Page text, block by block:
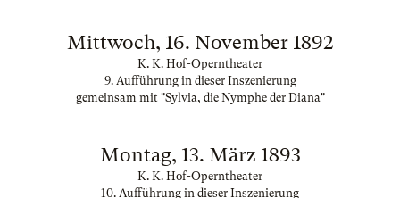
Mittwoch, 16. November 1892
K. K. Hof-Operntheater
9. Aufführung in dieser Inszenierung
gemeinsam mit "Sylvia, die Nymphe der Diana"
Montag, 13. März 1893
K. K. Hof-Operntheater
10. Aufführung in dieser Inszenierung